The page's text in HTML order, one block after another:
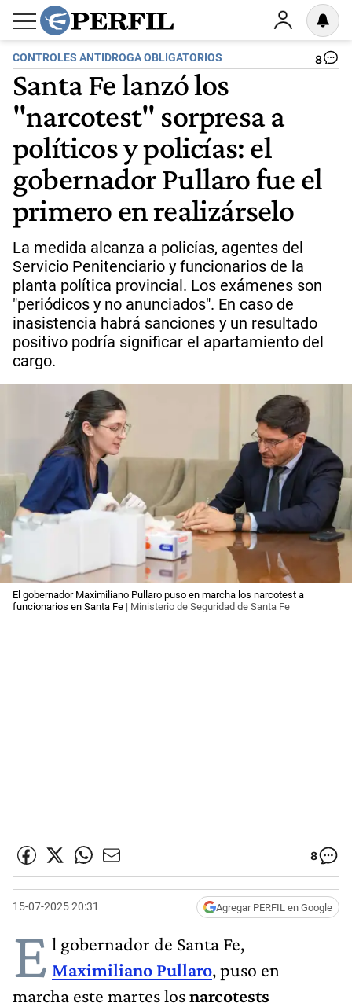
CONTROLES ANTIDROGA OBLIGATORIOS 8
Santa Fe lanzó los
"narcotest" sorpresa a
políticos y policías: el
gobernador Pullaro fue el
primero en realizárselo
La medida alcanza a policías, agentes del
Servicio Penitenciario y funcionarios de la
planta política provincial. Los exámenes son
"periódicos y no anunciados". En caso de
inasistencia habrá sanciones y un resultado
positivo podría significar el apartamiento del
cargo.
El gobernador Maximiliano Pullaro puso en marcha los narcotest a
funcionarios en Santa Fe | Ministerio de Seguridad de Santa Fe
8
15-07-2025 20:31 Agregar PERFIL en Google
E l gobernador de Santa Fe,
Maximiliano Pullaro, puso en
marcha este martes losnarcotests